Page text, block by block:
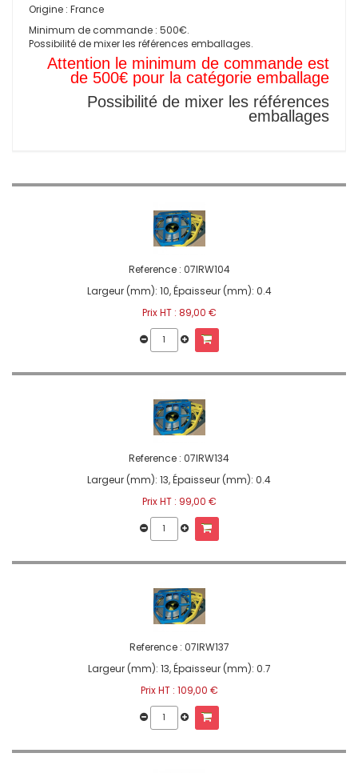
Origine : France
Minimum de commande : 500€.
Possibilité de mixer les références emballages.
Attention le minimum de commande est
de 500€ pour la catégorie emballage
Possibilité de mixer les références
emballages
Reference : 07IRW104
Largeur (mm): 10, Épaisseur (mm): 0.4
Prix HT : 89,00 €
Reference : 07IRW134
Largeur (mm): 13, Épaisseur (mm): 0.4
Prix HT : 99,00 €
Reference : 07IRW137
Largeur (mm): 13, Épaisseur (mm): 0.7
Prix HT : 109,00 €